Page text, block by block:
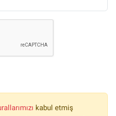
kabul etmiş